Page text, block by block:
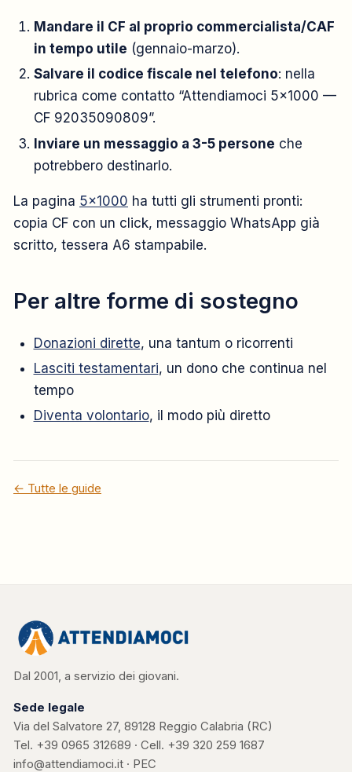
Mandare il CF al proprio commercialista/CAF
in tempo utile (gennaio-marzo).
Salvare il codice fiscale nel telefono: nella
rubrica come contatto “Attendiamoci 5×1000 —
CF 92035090809”.
Inviare un messaggio a 3-5 persone che
potrebbero destinarlo.
La pagina 5×1000 ha tutti gli strumenti pronti:
copia CF con un click, messaggio WhatsApp già
scritto, tessera A6 stampabile.
Per altre forme di sostegno
Donazioni dirette, una tantum o ricorrenti
Lasciti testamentari, un dono che continua nel
tempo
Diventa volontario, il modo più diretto
← Tutte le guide
Dal 2001, a servizio dei giovani.
Sede legale
Via del Salvatore 27, 89128 Reggio Calabria (RC)
Tel. +39 0965 312689 · Cell. +39 320 259 1687
info@attendiamoci.it · PEC